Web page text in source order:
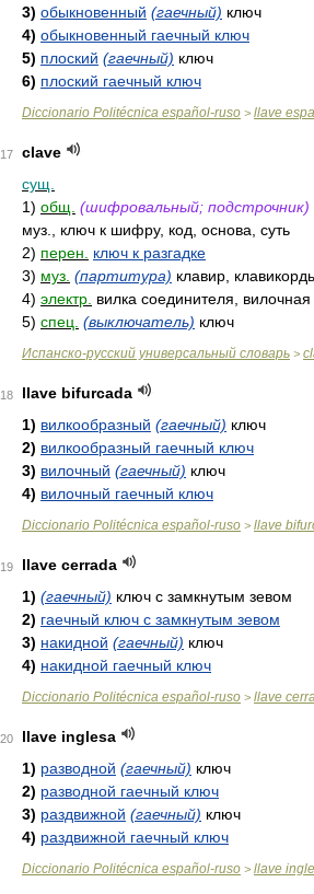
3) обыкновенный (гаечный) ключ
4) обыкновенный гаечный ключ
5) плоский (гаечный) ключ
6) плоский гаечный ключ
Diccionario Politécnica español-ruso > llave
17
clave
сущ.
1) общ. (шифровальный; подстрочник)
муз., ключ к шифру, код, основа, суть
2) перен.
ключ к разгадке
3) муз. (партитура) клавир,
4) электр. вилка соединителя,
5) спец. (выключатель) ключ
Испанско-русский универсальный словарь >
18
llave bifurcada
1) вилкообразный (гаечный) ключ
2) вилкообразный гаечный ключ
3) вилочный (гаечный) ключ
4) вилочный гаечный ключ
Diccionario Politécnica español-ruso > llave
19
llave cerrada
1) (гаечный) ключ с замкнутым зевом
2) гаечный ключ с замкнутым зевом
3) накидной (гаечный) ключ
4) накидной гаечный ключ
Diccionario Politécnica español-ruso > llave
20
llave inglesa
1) разводной (гаечный) ключ
2) разводной гаечный ключ
3) раздвижной (гаечный) ключ
4) раздвижной гаечный ключ
Diccionario Politécnica español-ruso > llave